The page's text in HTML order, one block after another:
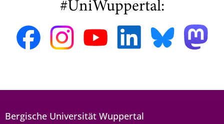
#UniWuppertal:
Bergische Universität Wuppertal